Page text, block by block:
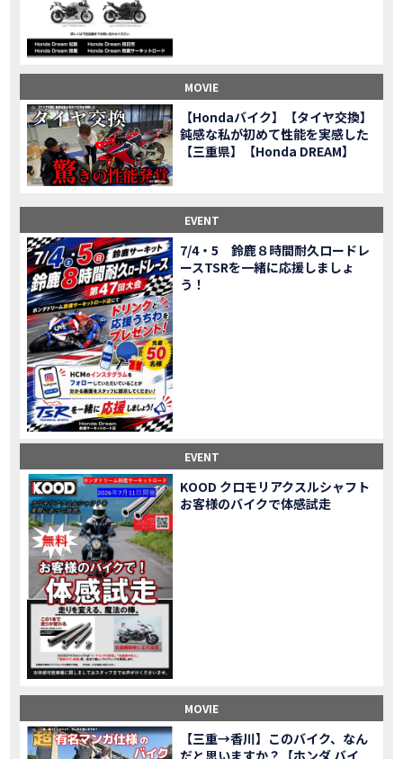
MOVIE 憧れの大型バイク試乗！4輪走行は驚きの…【Honda GoldWing AfricaTwin】試乗会in鈴鹿ツインサーキット
【鈴鹿ツインサーキット】バイク＆クルマ夢のコラボイベント！「HCM２＆４サーキットフェス」レポ
MOVIE 全員初対面！バイク女子6人がツーリング行ったらwww
バイク女子6人でツーリング行った結果ww！後編
MOVIE 温泉1泊。いつもソロの女性ライダー、大人のマスツーリングへついていった【三重〜長野•茶臼山高原経由】Honda CL500
MOVIE 【梅本まどかさんコラボ】CIVIC TYPE R♪ スタッフオススメの鈴鹿ドライブへ！【前編】
MOVIE ＨＣＭ２＆４サーキットフェス2023 紹介動画②
MOVIE ＨＣＭ２＆４サーキットフェス2023 紹介動画①
Honda Dream 四日市のご紹介
MOVIE Honda Dream 鈴鹿のご紹介
MOVIE
Honda Dream 松阪のご紹介
２月１２日 牡蠣ツーリングフォトギャラリー
EVENT 第6回オフロードスクールフォトギャラリー
EVENT Honda Dream鈴鹿・松阪・四日市 ３店舗合同周年祭フォトギャラリー
MOVIE Honda Dream鈴鹿・松阪・四日市 ３店舗合同周年祭レポート
NEW BIKE NEW BIKE「HAWK 11」新型ロードスポーツモデル HAWK 11を発売！
NEW BIKE NEW BIKE「ダックス125」新型レジャーバイク ダックス125を発売！
MOVIE Honda Dream 鈴鹿 オフロードスクール紹介
【新車中古車多数】三重県でバイクを探すなら！HondaDream松阪【ホンダ二輪車専門店】
MOVIE 【県下最大規模】三重県でバイクを探すなら！HondaDream鈴鹿【ホンダ二輪車専門店】
NEW BIKE 「CBR400R」「400X」の仕様 を一部変更し発売!
NEW BIKE 大型プレミアムツアラー「Gold Wing」 シリーズのカラーバリエーション を一部変更し発売!
NEW BIKE クルーザーモデル 「Rebel 250 S Edition」 に新色を追加し発表！
NEW BIKE 「CT125・ハンターカブ」 に新色を追加し発売！
NEW BIKE 「CB1100 EX Final Edition」「CB1100 RS Final Edition」を発売
NEW BIKE 「モンキー125」に5速トランスミッションを採用した新エンジンを搭載し発売！
NEW BIKE 「スーパーカブ C125」に環境性能を向上させた新エンジンを搭載し発売！
EVENT 【イベントレポート】2021年 7月25日 敦賀ツーリング
「ADV150」に受注期間限定のカラーリングを設定し発売！
NEW BIKE 「GB350」「GB350 S」新型ロードスポーツモデル GB350・GB350 S を発売！
MOVIE
【Hondaバイク】【タイヤ交換】
鈍感な私が初めて性能を実感した
【三重県】【Honda DREAM】
EVENT
7/4・5 鈴鹿８時間耐久ロードレ
ースTSRを一緒に応援しましょ
う！
EVENT
KOOD クロモリアクスルシャフト
お客様のバイクで体感試走
MOVIE
【三重→香川】このバイク、なん